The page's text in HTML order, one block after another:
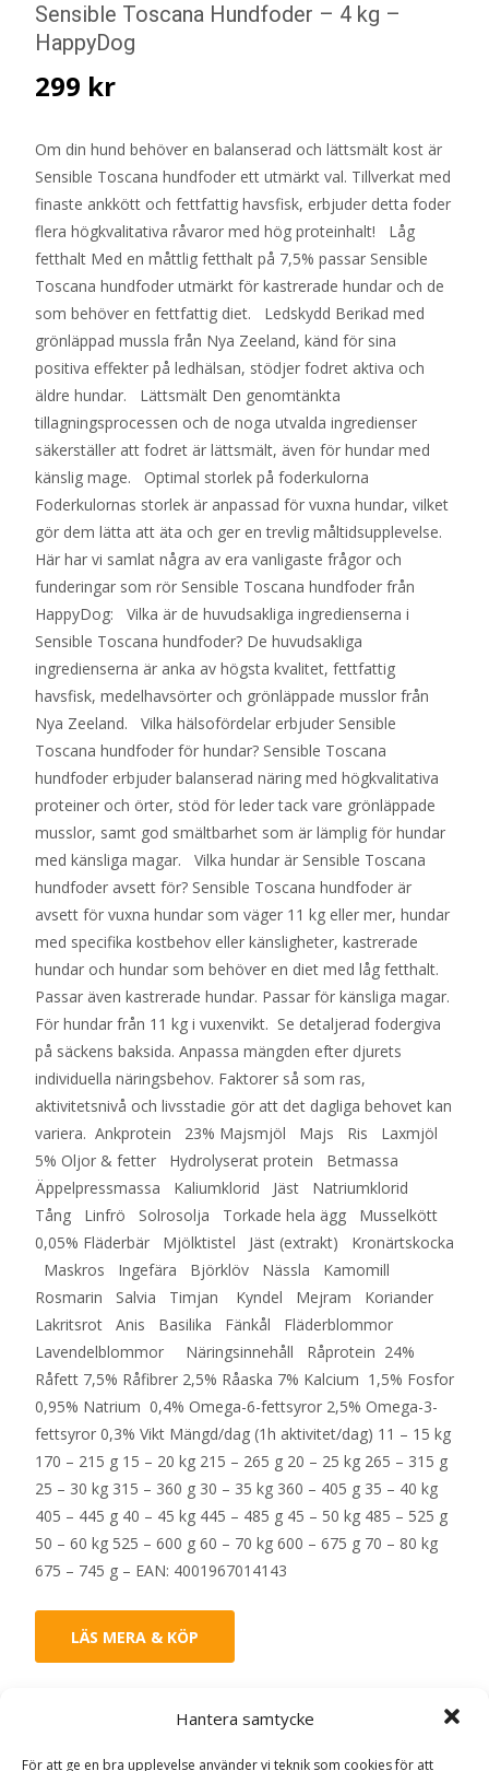
Hantera samtycke
För att ge en bra upplevelse använder vi teknik som cookies för att
Sensible Toscana Hundfoder – 4 kg –
HappyDog
299 kr
Om din hund behöver en balanserad och lättsmält kost är
Sensible Toscana hundfoder ett utmärkt val. Tillverkat med
finaste ankkött och fettfattig havsfisk, erbjuder detta foder
flera högkvalitativa råvaror med hög proteinhalt! Låg
fetthalt Med en måttlig fetthalt på 7,5% passar Sensible
Toscana hundfoder utmärkt för kastrerade hundar och de
som behöver en fettfattig diet. Ledskydd Berikad med
grönläppad mussla från Nya Zeeland, känd för sina
positiva effekter på ledhälsan, stödjer fodret aktiva och
äldre hundar. Lättsmält Den genomtänkta
tillagningsprocessen och de noga utvalda ingredienser
säkerställer att fodret är lättsmält, även för hundar med
känslig mage. Optimal storlek på foderkulorna
Foderkulornas storlek är anpassad för vuxna hundar, vilket
gör dem lätta att äta och ger en trevlig måltidsupplevelse.
Här har vi samlat några av era vanligaste frågor och
funderingar som rör Sensible Toscana hundfoder från
HappyDog: Vilka är de huvudsakliga ingredienserna i
Sensible Toscana hundfoder? De huvudsakliga
ingredienserna är anka av högsta kvalitet, fettfattig
havsfisk, medelhavsörter och grönläppade musslor från
Nya Zeeland. Vilka hälsofördelar erbjuder Sensible
Toscana hundfoder för hundar? Sensible Toscana
hundfoder erbjuder balanserad näring med högkvalitativa
proteiner och örter, stöd för leder tack vare grönläppade
musslor, samt god smältbarhet som är lämplig för hundar
med känsliga magar. Vilka hundar är Sensible Toscana
hundfoder avsett för? Sensible Toscana hundfoder är
avsett för vuxna hundar som väger 11 kg eller mer, hundar
med specifika kostbehov eller känsligheter, kastrerade
hundar och hundar som behöver en diet med låg fetthalt.
Passar även kastrerade hundar. Passar för känsliga magar.
För hundar från 11 kg i vuxenvikt. Se detaljerad fodergiva
på säckens baksida. Anpassa mängden efter djurets
individuella näringsbehov. Faktorer så som ras,
aktivitetsnivå och livsstadie gör att det dagliga behovet kan
variera. Ankprotein 23% Majsmjöl Majs Ris Laxmjöl
5% Oljor & fetter Hydrolyserat protein Betmassa
Äppelpressmassa Kaliumklorid Jäst Natriumklorid
Tång Linfrö Solrosolja Torkade hela ägg Musselkött
0,05% Fläderbär Mjölktistel Jäst (extrakt) Kronärtskocka
Maskros Ingefära Björklöv Nässla Kamomill
Rosmarin Salvia Timjan Kyndel Mejram Koriander
Lakritsrot Anis Basilika Fänkål Fläderblommor
Lavendelblommor Näringsinnehåll Råprotein 24%
Råfett 7,5% Råfibrer 2,5% Råaska 7% Kalcium 1,5% Fosfor
0,95% Natrium 0,4% Omega-6-fettsyror 2,5% Omega-3-
fettsyror 0,3% Vikt Mängd/dag (1h aktivitet/dag) 11 – 15 kg
170 – 215 g 15 – 20 kg 215 – 265 g 20 – 25 kg 265 – 315 g
25 – 30 kg 315 – 360 g 30 – 35 kg 360 – 405 g 35 – 40 kg
405 – 445 g 40 – 45 kg 445 – 485 g 45 – 50 kg 485 – 525 g
50 – 60 kg 525 – 600 g 60 – 70 kg 600 – 675 g 70 – 80 kg
675 – 745 g – EAN: 4001967014143
LÄS MERA & KÖP
Kategorier: Hundmat,